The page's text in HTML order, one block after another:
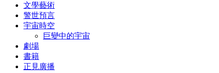
文學藝術
警世預言
宇宙時空
巨變中的宇宙
劇場
書籍
正見廣播